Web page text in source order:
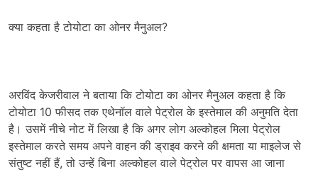
क्या कहता है टोयोटा का ओनर मैनुअल?
अरविंद केजरीवाल ने बताया कि टोयोटा का ओनर मैनुअल कहता है कि
टोयोटा 10 फीसद तक एथेनॉल वाले पेट्रोल के इस्तेमाल की अनुमति देता
है। उसमें नीचे नोट में लिखा है कि अगर लोग अल्कोहल मिला पेट्रोल
इस्तेमाल करते समय अपने वाहन की ड्राइव करने की क्षमता या माइलेज से
संतुष्ट नहीं हैं, तो उन्हें बिना अल्कोहल वाले पेट्रोल पर वापस आ जाना